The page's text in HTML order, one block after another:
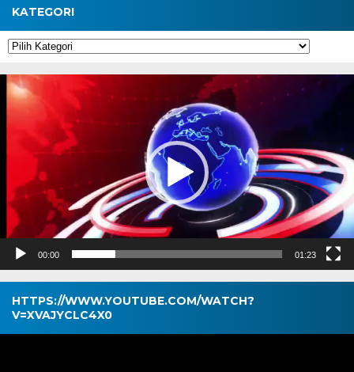
KATEGORI
Kategori
Pemutar
Video
00:00 01:23
HTTPS://WWW.YOUTUBE.COM/WATCH?
V=XVAJYCLC4X0
Pemutar